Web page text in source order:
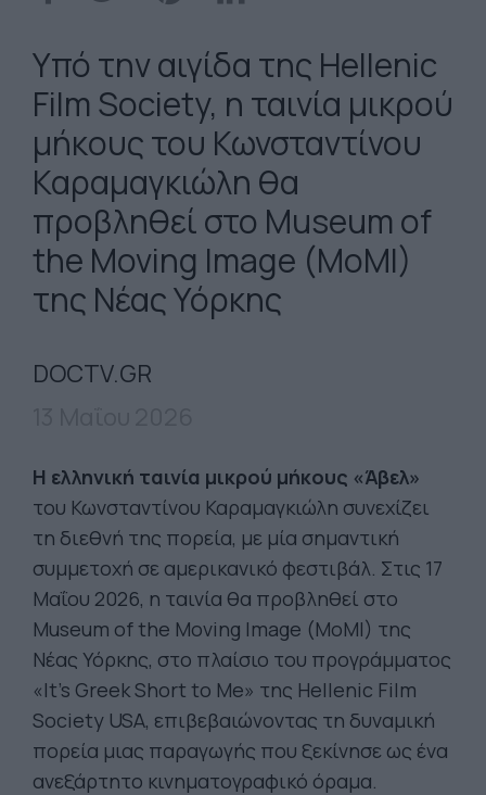
Υπό την αιγίδα της Hellenic
Film Society, η ταινία μικρού
μήκους του Κωνσταντίνου
Καραμαγκιώλη θα
προβληθεί στο Museum of
the Moving Image (MoMI)
της Νέας Υόρκης
DOCTV.GR
Η ελληνική ταινία μικρού μήκους «Άβελ»
του Κωνσταντίνου Καραμαγκιώλη συνεχίζει
τη διεθνή της πορεία, με μία σημαντική
συμμετοχή σε αμερικανικό φεστιβάλ. Στις 17
Μαΐου 2026, η ταινία θα προβληθεί στο
Museum of the Moving Image (MoMI) της
Νέας Υόρκης, στο πλαίσιο του προγράμματος
«It’s Greek Short to Me» της Hellenic Film
Society USA, επιβεβαιώνοντας τη δυναμική
πορεία μιας παραγωγής που ξεκίνησε ως ένα
ανεξάρτητο κινηματογραφικό όραμα.